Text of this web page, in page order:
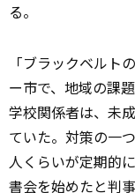
る。
「ブラックベルト
ー市で、地域の課
学校関係者は、未
ていた。対策の一
人くらいが定期的
書会を始めたと判